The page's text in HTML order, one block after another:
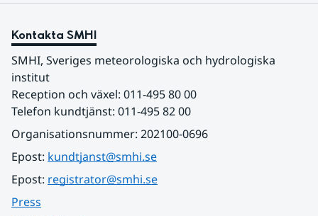
Kontakta SMHI
SMHI, Sveriges meteorologiska och hydrologiska
institut
Reception och växel: 011-495 80 00
Telefon kundtjänst: 011-495 82 00
Organisationsnummer: 202100-0696
Epost: kundtjanst@smhi.se
Epost: registrator@smhi.se
Press